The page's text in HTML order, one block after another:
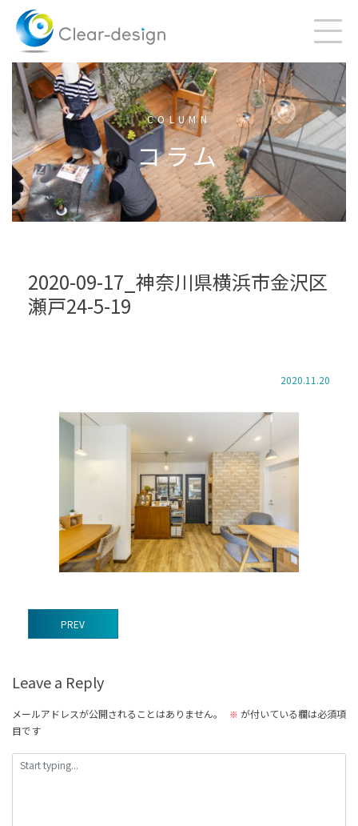
content
COLUMN
コラム
2020-09-17_神奈川県横浜市金沢区
瀬戸24-5-19
2020.11.20
後
記
事
へ
の
PREV
Leave a Reply
メールアドレスが公開されることはありません。 ※ が付いている欄は必須項
目です